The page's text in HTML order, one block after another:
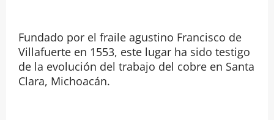
Fundado por el fraile agustino Francisco de
Villafuerte en 1553, este lugar ha sido testigo
de la evolución del trabajo del cobre en Santa
Clara, Michoacán.